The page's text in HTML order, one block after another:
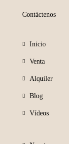
Contáctenos
Inicio
Venta
Alquiler
Blog
Vídeos